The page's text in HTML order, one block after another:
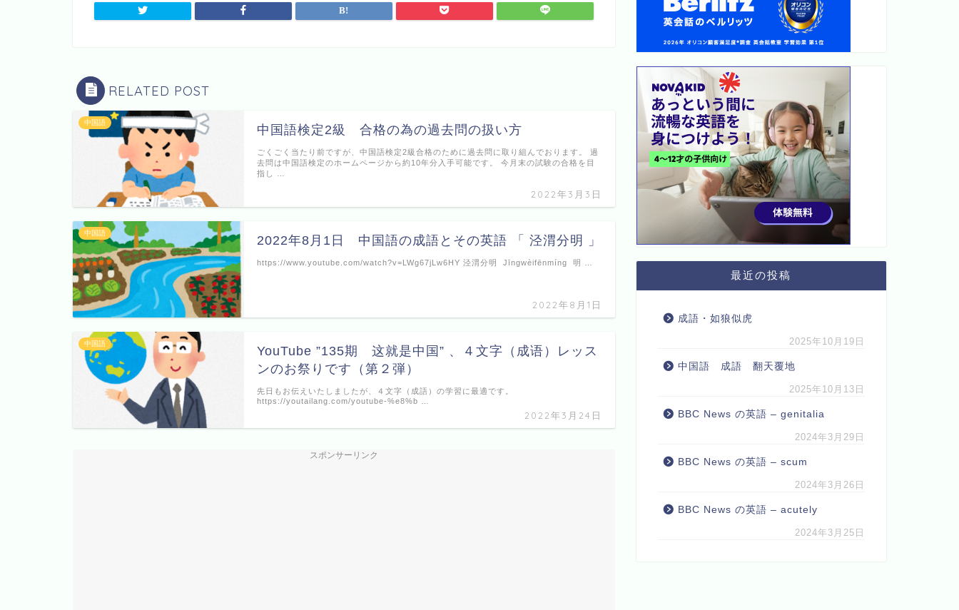
RELATED POST
中国語
中国語検定2級 合格の為の過去問の扱い方
2022年3月3日
ごくごく当たり前ですが、中国語検定2級合格のために過去問に取り組んでおります。 過
去問は中国語検定のホームページから約10年分入手可能です。 今月末の試験の合格を目
指し …
中国語
2022年8月1日 中国語の成語とその英語 「 泾渭分明 」
2022年8月1日
https://www.youtube.com/watch?v=LWg67jLw6HY 泾渭分明 Jīngwèifēnmíng 明 …
中国語
YouTube ”135期 这就是中国” 、４文字（成语）レッス
ンのお祭りです（第２弾）
2022年3月24日
先日もお伝えいたしましたが、４文字（成語）の学習に最適です。
https://youtailang.com/youtube-%e8%b …
スポンサーリンク
最近の投稿
成語・如狼似虎
2025年10月19日
中国語 成語 翻天覆地
2025年10月13日
BBC News の英語 – genitalia
2024年3月29日
BBC News の英語 – scum
2024年3月26日
BBC News の英語 – acutely
2024年3月25日